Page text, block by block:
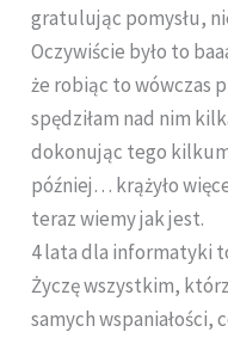
gratulując pomysłu,
Oczywiście było to
że robiąc to wówczas
spędziłam nad nim
dokonując tego
później… krążyło
teraz wiemy jak jest.
4 lata dla informatyki
Życzę wszystkim,
samych wspaniałości,